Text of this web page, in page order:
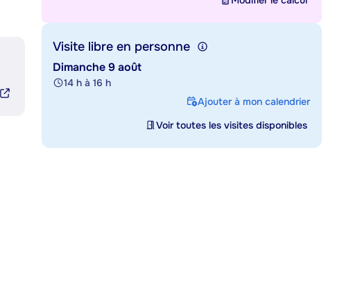
Visite libre en personne
Dimanche 9 août
14 h à 16 h
Ajouter à mon calendrier
Voir toutes les visites disponibles